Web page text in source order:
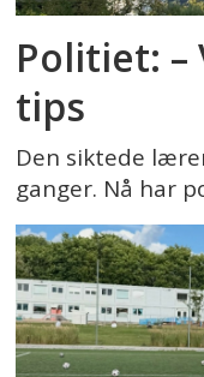
Politiet:
tips
Den siktede
ganger. Nå har